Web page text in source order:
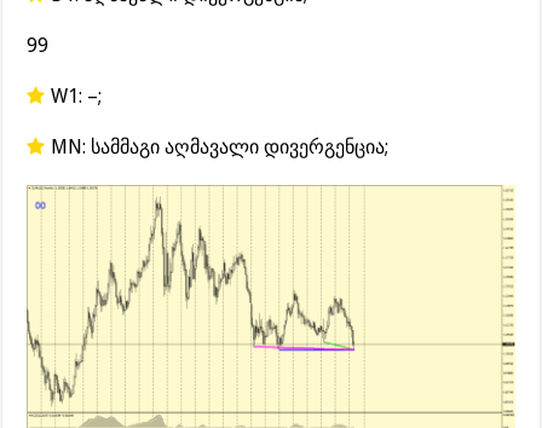
99
W1: –;
MN: სამმაგი აღმავალი დივერგენცია;